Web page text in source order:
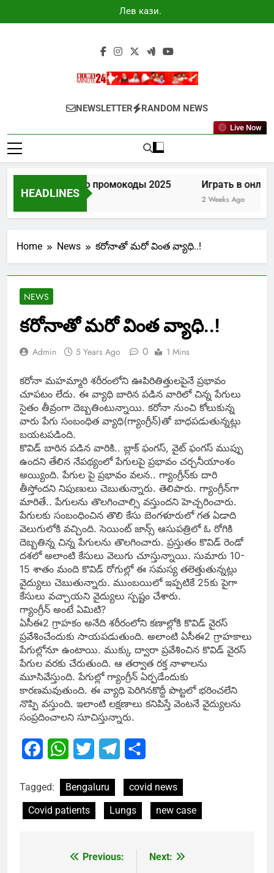
to
Лев казино
промокоды
Newsminute24
Get All Updated Telugu News
NEWSLETTER RANDOM NEWS
Live Now
HEADLINES
Лев казино промокоды 2025
7 Days Ago
Играть в
2 Weeks Ago
Home News కరోనాతో మరో వింత వ్యాధి..!
NEWS
కరోనాతో మరో వింత వ్యాధి..!
Admin 5 Years Ago 0 1 Mins
కరోనా మహమ్మారి శరీరంలోని ఊపిరితిత్తులపైనే ప్రభావం
చూపటం లేదు. ఈ వ్యాధి బారిన పడిన వారిలో చిన్న పేగులు
సైతం తీవ్రంగా దెబ్బతింటున్నాయి. కరోనా నుంచి కోలుకున్న
వారు పేగు సంబంధిత వ్యాధి(గ్యాంగ్రీన్​)తో బాధపడుతున్నట్లు
బయటపడింది.
కొవిడ్​ బారిన పడిన వారికి.. బ్లాక్ ఫంగస్​, వైట్ ఫంగస్ ముప్పు
ఉందని తేలిన నేపథ్యంలో పేగులపై ప్రభావం చర్చనీయాంశం
అయ్యింది. పేగుల పై ప్రభావం వలన.. గ్యాంగ్రీన్​కు దారి
తీస్తోందని నిపుణులు చెబుతున్నారు. తెలిపారు. గ్యాంగ్రీన్​గా
మారితే.. పేగులను తొలగించాల్సి వస్తుందని హెచ్చరించారు.
పేగులకు సంబంధించిన తొలి కేసు బెంగళూరులో గత ఏడాది
వెలుగులోకి వచ్చింది. సెయింట్​ జాన్స్​ ఆసుపత్రిలో ఓ రోగికి
దెబ్బతిన్న చిన్న పేగులను తొలగించారు. ప్రస్తుతం కొవిడ్​ రెండో
దశలో అలాంటి కేసులు వెలుగు చూస్తున్నాయి. సుమారు 10-
15 శాతం మంది కొవిడ్​ రోగుల్లో ఈ సమస్య తలెత్తుతున్నట్లు
వైద్యులు చెబుతున్నారు. ముంబయిలో ఇప్పటికే 25కు పైగా
కేసులు వచ్చాయని వైద్యులు స్పష్టం చేశారు.
గ్యాంగ్రీన్​ అంటే ఏమిటి?
ఏసీఈ2 గ్రాహకం అనేది శరీరంలోని కణాల్లోకి కొవిడ్​ వైరస్​
ప్రవేశించేందుకు సాయపడుతుంది. అలాంటి ఏసీఈ2 గ్రాహకాలు
పేగుల్లోనూ ఉంటాయి. ముక్కు ద్వారా ప్రవేశించిన కొవిడ్​ వైరస్​
పేగుల వరకు చేరుతుంది. ఆ తర్వాత రక్త నాళాలను
మూసివేస్తుంది. పేగుల్లో గ్యాంగ్రీన్​ ఏర్పడేందుకు
కారణమవుతుంది. ఈ వ్యాధి పెరిగినకొద్దీ పొట్టలో భరించలేని
నొప్పి వస్తుంది. ఇలాంటి లక్షణాలు కనిపిస్తే వెంటనే వైద్యులను
సంప్రదించాలని సూచిస్తున్నారు.
FacebookWhatsApp
Twitter Telegram
Tagged: Bengaluru
covid news
Covid patients
Lungs new case
Previous:
Next: